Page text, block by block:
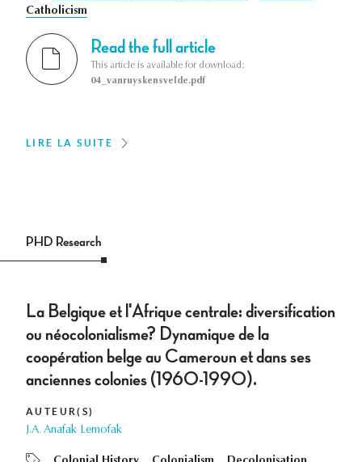
Catholicism
Read the full article
This article is available for download:
04_vanruyskensvelde.pdf
LIRE LA SUITE
PHD Research
La Belgique et l'Afrique centrale: diversification
ou néocolonialisme? Dynamique de la
coopération belge au Cameroun et dans ses
anciennes colonies (1960-1990).
AUTEUR(S)
J.A. Anafak Lemofak